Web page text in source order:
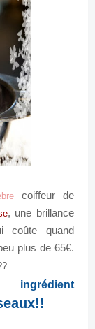
coiffeur de
, une brillance
coûte quand
plus de 65€.